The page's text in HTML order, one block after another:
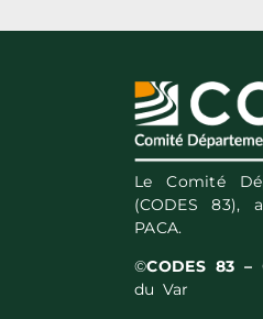
Le Comité
(CODES 83),
PACA.
©CODES 83 –
du Var